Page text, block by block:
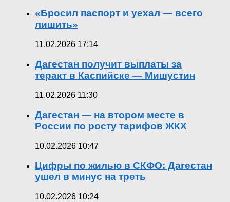
«Бросил паспорт и уехал — всего
лишить»
11.02.2026 17:14
Дагестан получит выплаты за
теракт в Каспийске — Мишустин
11.02.2026 11:30
Дагестан — на втором месте в
России по росту тарифов ЖКХ
10.02.2026 10:47
Цифры по жилью в СКФО: Дагестан
ушел в минус на треть
10.02.2026 10:24